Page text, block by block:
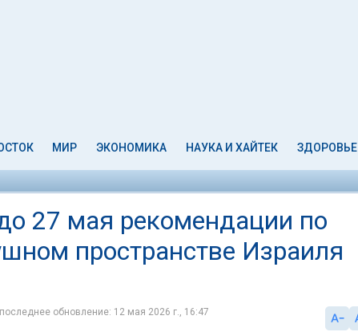
МИР ЭКОНОМИКА НАУКА И ХАЙТЕК ЗДОРОВЬЕ
27 мая рекомендации по
пространстве Израиля
обновление: 12 мая 2026 г., 16:47